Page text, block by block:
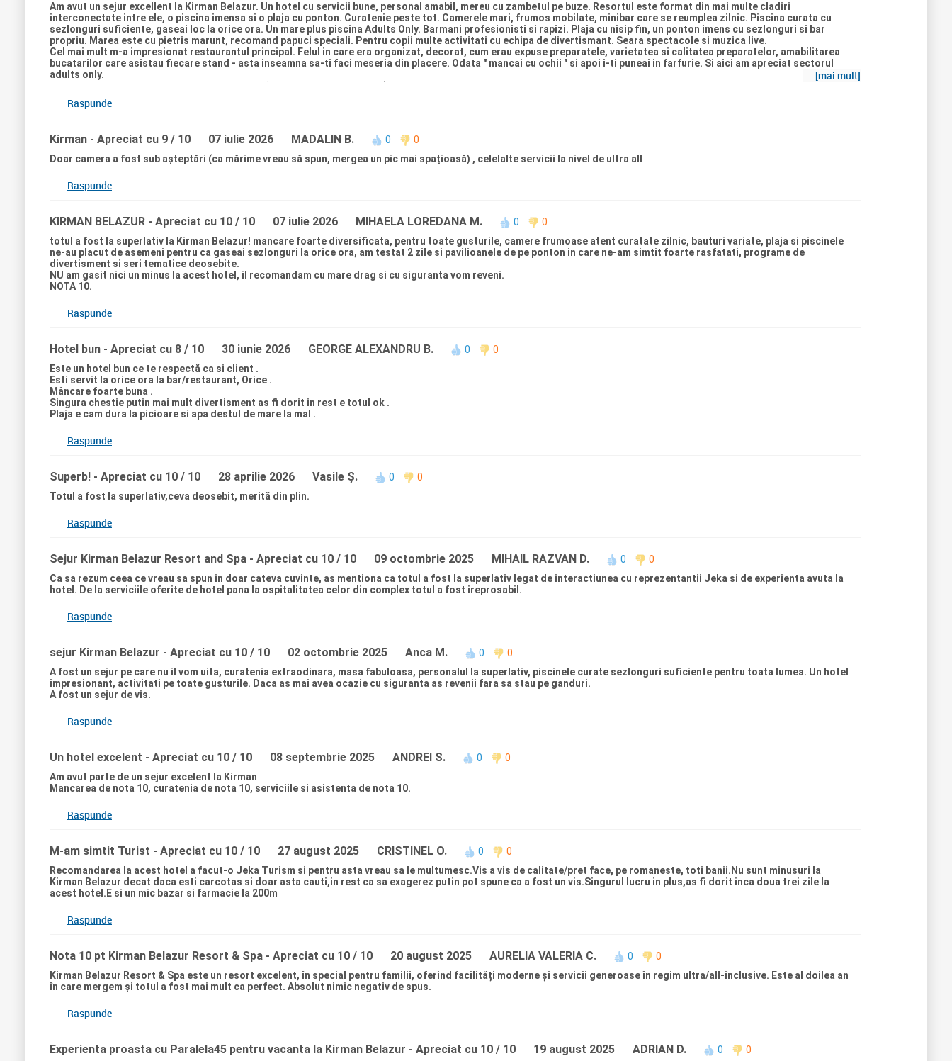
Am avut un sejur excellent la Kirman Belazur. Un hotel cu servicii bune, personal amabil, mereu cu zambetul pe buze. Resortul este format din mai multe cladiri
interconectate intre ele, o piscina imensa si o plaja cu ponton. Curatenie peste tot. Camerele mari, frumos mobilate, minibar care se reumplea zilnic. Piscina curata cu
sezlonguri suficiente, gaseai loc la orice ora. Un mare plus piscina Adults Only. Barmani profesionisti si rapizi. Plaja cu nisip fin, un ponton imens cu sezlonguri si bar
propriu. Marea este cu pietris marunt, recomand papuci speciali. Pentru copii multe activitati cu echipa de divertismant. Seara spectacole si muzica live.
Cel mai mult m-a impresionat restaurantul principal. Felul in care era organizat, decorat, cum erau expuse preparatele, varietatea si calitatea preparatelor, amabilitarea
bucatarilor care asistau fiecare stand - asta inseamna sa-ti faci meseria din placere. Odata " mancai cu ochii " si apoi i-ti puneai in farfurie. Si aici am apreciat sectorul
adults only.
La minusuri voi mentiona curatenia in camere (se facea cam superficial) si parcarea prea mica - masinile noastre au fost duse pe un camp neamenajat langa hotel, la
plecare nu mai vedeai prin parbriz de praful depus.
In concluzie : un hotel cochet cu servicii bune unde am petrecut o vacanta minunata.
[mai mult]
Raspunde
Kirman - Apreciat cu 9 / 10 07 iulie 2026 MADALIN B. 0
0
Doar camera a fost sub așteptări (ca mărime vreau să spun, mergea un pic mai spațioasă) , celelalte servicii la nivel de ultra all
Raspunde
KIRMAN BELAZUR - Apreciat cu 10 / 10 07 iulie 2026 MIHAELA LOREDANA M. 0
0
totul a fost la superlativ la Kirman Belazur! mancare foarte diversificata, pentru toate gusturile, camere frumoase atent curatate zilnic, bauturi variate, plaja si piscinele
ne-au placut de asemeni pentru ca gaseai sezlonguri la orice ora, am testat 2 zile si pavilioanele de pe ponton in care ne-am simtit foarte rasfatati, programe de
divertisment si seri tematice deosebite.
NU am gasit nici un minus la acest hotel, il recomandam cu mare drag si cu siguranta vom reveni.
NOTA 10.
Raspunde
Hotel bun - Apreciat cu 8 / 10 30 iunie 2026 GEORGE ALEXANDRU B. 0
0
Este un hotel bun ce te respectă ca si client .
Esti servit la orice ora la bar/restaurant, Orice .
Mâncare foarte buna .
Singura chestie putin mai mult divertisment as fi dorit in rest e totul ok .
Plaja e cam dura la picioare si apa destul de mare la mal .
Raspunde
Superb! - Apreciat cu 10 / 10 28 aprilie 2026 Vasile Ș. 0
0
Totul a fost la superlativ,ceva deosebit, merită din plin.
Raspunde
Sejur Kirman Belazur Resort and Spa - Apreciat cu 10 / 10 09 octombrie 2025 MIHAIL RAZVAN D. 0
0
Ca sa rezum ceea ce vreau sa spun in doar cateva cuvinte, as mentiona ca totul a fost la superlativ legat de interactiunea cu reprezentantii Jeka si de experienta avuta la
hotel. De la serviciile oferite de hotel pana la ospitalitatea celor din complex totul a fost ireprosabil.
Raspunde
sejur Kirman Belazur - Apreciat cu 10 / 10 02 octombrie 2025 Anca M. 0
0
A fost un sejur pe care nu il vom uita, curatenia extraodinara, masa fabuloasa, personalul la superlativ, piscinele curate sezlonguri suficiente pentru toata lumea. Un hotel
impresionant, activitati pe toate gusturile. Daca as mai avea ocazie cu siguranta as revenii fara sa stau pe ganduri.
A fost un sejur de vis.
Raspunde
Un hotel excelent - Apreciat cu 10 / 10 08 septembrie 2025 ANDREI S. 0
0
Am avut parte de un sejur excelent la Kirman
Mancarea de nota 10, curatenia de nota 10, serviciile si asistenta de nota 10.
Raspunde
M-am simtit Turist - Apreciat cu 10 / 10 27 august 2025 CRISTINEL O. 0
0
Recomandarea la acest hotel a facut-o Jeka Turism si pentru asta vreau sa le multumesc.Vis a vis de calitate/pret face, pe romaneste, toti banii.Nu sunt minusuri la
Kirman Belazur decat daca esti carcotas si doar asta cauti,in rest ca sa exagerez putin pot spune ca a fost un vis.Singurul lucru in plus,as fi dorit inca doua trei zile la
acest hotel.E si un mic bazar si farmacie la 200m
Raspunde
Nota 10 pt Kirman Belazur Resort & Spa - Apreciat cu 10 / 10 20 august 2025 AURELIA VALERIA C. 0
0
Kirman Belazur Resort & Spa este un resort excelent, în special pentru familii, oferind facilități moderne și servicii generoase în regim ultra/all-inclusive. Este al doilea an
în care mergem și totul a fost mai mult ca perfect. Absolut nimic negativ de spus.
Raspunde
Experienta proasta cu Paralela45 pentru vacanta la Kirman Belazur - Apreciat cu 10 / 10 19 august 2025 ADRIAN D. 0
0